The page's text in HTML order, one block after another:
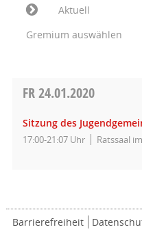
Aktuell
Gremium auswählen
FR24.01.2020
Sitzung des
17:00-21:07 Uhr Ratssaal
Barrierefreiheit